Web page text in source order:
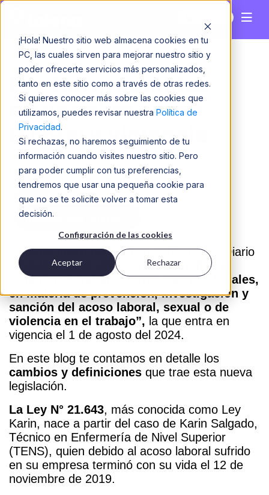
¡Hola! Nuestro sitio web almacena cookies en tu
PC, las cuales sirven para mejorar nuestro sitio y
poder ofrecerte servicios más personalizados,
tanto en este sitio como a través de otras redes.
Si quieres conocer más sobre las cookies que
utilizamos, puedes revisar nuestra Política de
Privacidad.
Si rechazas, no haremos seguimiento de tu
información cuando visites nuestro sitio. Pero
para poder cumplir con tus preferencias,
tendremos que usar una pequeña cookie para
que no se te solicite volver a tomar esta
decisión.
Configuración de las cookies
Aceptar Rechazar
Ley Karin cambios
clave sobre acoso
laboral y violencia
Javiera Acuña
Resumir con ChatGPT
El 15 de enero de 2024 se publicó en el Diario
Oficial la Ley N° 21.643 que“Modifica el
Código del Trabajo y otros cuerpos legales,
en materia de prevención, investigación y
sanción del acoso laboral, sexual o de
violencia en el trabajo”, la que entra en
vigencia el 1 de agosto del 2024.
En este blog te contamos en detalle los
cambios y definiciones que trae esta nueva
legislación.
La Ley N° 21.643, más conocida como Ley
Karin, nace a partir del caso de Karin Salgado,
Técnico en Enfermería de Nivel Superior
(TENS), quien debido al acoso laboral sufrido
en su empresa terminó con su vida el 12 de
noviembre de 2019.